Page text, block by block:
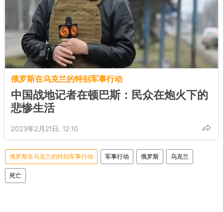
俄罗斯在乌克兰的特别军事行动
中国战地记者在顿巴斯：民众在炮火下的
悲惨生活
2023年2月21日, 12:10
俄罗斯在乌克兰的特别军事行动 军事行动 俄罗斯 乌克兰
死亡